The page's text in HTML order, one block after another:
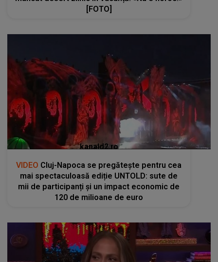
[FOTO]
kanald2.ro
VIDEO Cluj-Napoca se pregătește pentru cea
mai spectaculoasă ediție UNTOLD: sute de
mii de participanți și un impact economic de
120 de milioane de euro